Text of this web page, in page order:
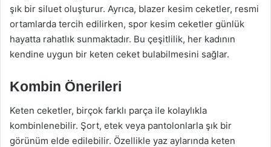
şık bir siluet oluşturur. Ayrıca, blazer kesim ceketler, resmi
ortamlarda tercih edilirken, spor kesim ceketler günlük
hayatta rahatlık sunmaktadır. Bu çeşitlilik, her kadının
kendine uygun bir keten ceket bulabilmesini sağlar.
Kombin Önerileri
Keten ceketler, birçok farklı parça ile kolaylıkla
kombinlenebilir. Şort, etek veya pantolonlarla şık bir
görünüm elde edilebilir. Özellikle yaz aylarında keten